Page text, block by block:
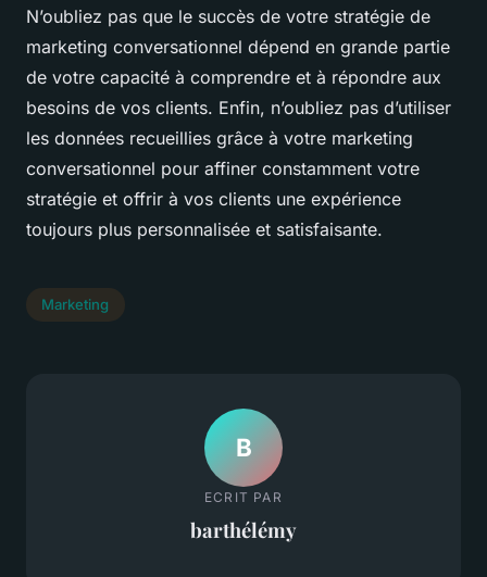
N’oubliez pas que le succès de votre stratégie de
marketing conversationnel dépend en grande partie
de votre capacité à comprendre et à répondre aux
besoins de vos clients. Enfin, n’oubliez pas d’utiliser
les données recueillies grâce à votre marketing
conversationnel pour affiner constamment votre
stratégie et offrir à vos clients une expérience
toujours plus personnalisée et satisfaisante.
Marketing
B
ECRIT PAR
barthélémy